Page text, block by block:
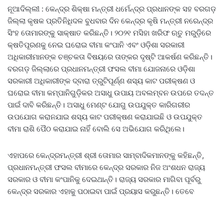
ନୂଆଦିଲ୍ଲୀ : କେନ୍ଦ୍ର ଶିକ୍ଷା ମନ୍ତ୍ରୀ ଧର୍ମେନ୍ଦ୍ର ପ୍ରଧାନଙ୍କ ସହ ବରଗଡ଼
ଜିଲ୍ଲା କୃଷକ ପ୍ରତିନିଧିଦଳ ବୁଧବାର ଦିନ କେନ୍ଦ୍ର କୃଷି ମନ୍ତ୍ରୀ ନରେନ୍ଦ୍ର
ସିଂହ ତୋମାରଙ୍କୁ ସାକ୍ଷାତ କରିଛନ୍ତି। ୨୦୨୧ ମସିହା ଖରିଫ ଋତୁ ମରୁଡ଼ିରେ
କ୍ଷତିପୂରଣକୁ ନେଇ ଘ‌ରୋଇ ବୀମା କଂପାନି ଏବଂ ଓଡ଼ିଶା ସରକାରୀ
ଅଧିକାରୀମାନଙ୍କ ଚଞ୍ଚକତା ବିଷୟରେ ତାଙ୍କର ଦୃଷ୍ଟି ଆକର୍ଷଣ କରିଛନ୍ତି।
ବରଗଡ଼ ଜିଲ୍ଲାରେ ପ୍ରଧାନମନ୍ତ୍ରୀ ଫସଲ ବୀମା ଯୋଜନାରେ ଓଡ଼ିଶା
ସରକାରୀ ଅଧିକାରୀଙ୍କ ଦ୍ବାରା ତ୍ରୁଟିପୂର୍ଣ୍ଣ ଶସ୍ୟ କାଟ ପରୀକ୍ଷଣ ଓ
ଘରୋଇ ବୀମା କମ୍ପାନିଗୁଡ଼ିକର ଅସାଧୁ ଉପାୟ ଅବଲମ୍ବନ ଉପରେ ତଦନ୍ତ
ପାଇଁ ‌ଦାବି କରିଛନ୍ତି। ଅସାଧୁ ମେଣ୍ଟ ଯୋଗୁ ଉପଯୁକ୍ତ କାରିଗରୀର
ଉପଯୋଗ କରାନଯାଇ ଶସ୍ୟ କାଟ ପରୀକ୍ଷଣ କରାଯାଇଛି ଓ ଉପଯୁକ୍ତ
ବୀମା ରାଶି ପୈଠ କରାଯାଇ ନାହିଁ ବୋଲି ସେ ଅଭିଯୋଗ କରିଥିଲେ।
ଏହାପରେ କେନ୍ଦ୍ରମନ୍ତ୍ରୀ ଶ୍ରୀ ତୋମାର ସାମ୍ବାଦିକମାନଙ୍କୁ କହିଛନ୍ତି,
ପ୍ରଧାନମନ୍ତ୍ରୀ ଫସଲ ବୀମାରେ କେନ୍ଦ୍ର ସରକାର ନିଜ ଅଂଶଧନ ରାଜ୍ୟ
ସରକାର ଓ ବୀମା କଂପାନିକୁ ଦେଇଥାନ୍ତି। ରାଜ୍ୟ ସରକାର ମାଗିବା ପୂର୍ବରୁ
କେନ୍ଦ୍ର ସରକାର ଏହାକୁ ପଠାଇବା ପାଇଁ ପ୍ରୟାସ କରୁଛନ୍ତି। ତେବେ